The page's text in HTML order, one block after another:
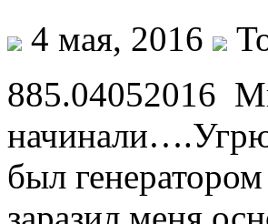
4 мая, 2016
885.04052016
был